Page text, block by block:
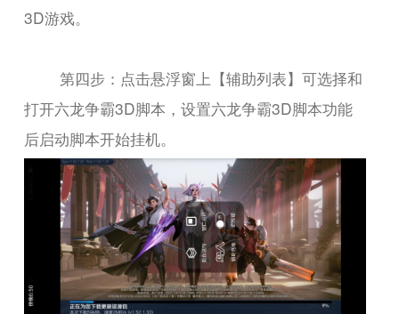
3D游戏。
第四步：点击悬浮窗上【辅助列表】可选择和
打开六龙争霸3D脚本，设置六龙争霸3D脚本功能
后启动脚本开始挂机。